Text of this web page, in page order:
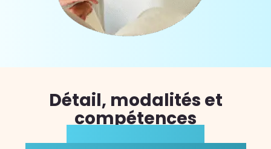
Détail, modalités et
compétences
de la formation